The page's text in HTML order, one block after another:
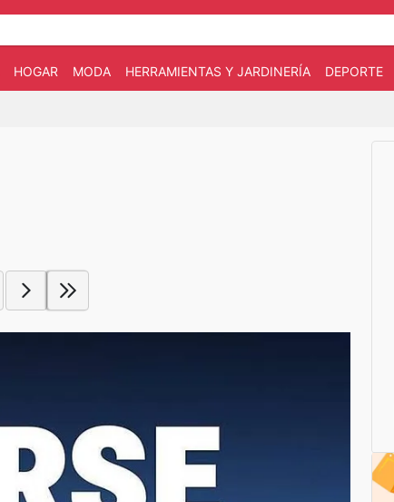
HOGAR MODA HERRAMIENTAS Y JARDINERÍA DEPORTE